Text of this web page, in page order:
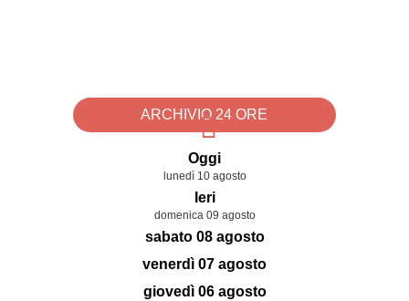
ARCHIVIO 24 ORE
Oggi
lunedì 10 agosto
Ieri
domenica 09 agosto
sabato 08 agosto
venerdì 07 agosto
giovedì 06 agosto